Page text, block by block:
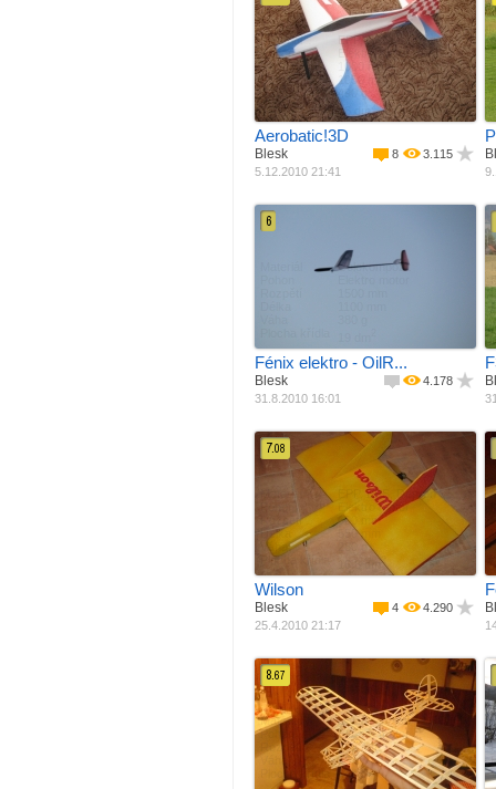
Materiál
EPP, EPS, Depron
Pohon
Elektro motor
Rozpětí
1000 mm
Délka
1050 mm
Váha
490 g
Plocha křídla 26 dm2
Aerobatic!3D
8 3.115
Blesk
5.12.2010 21:41
Celokompozit
6
Fénix elektro - OilR...
4.178
Blesk
31.8.2010 16:01
Materiál
EPP, EPS, Depron
Elektro motor
Rozpětí
600 mm
Délka
550 mm
Váha
280 g
Plocha křídla
16.8 dm2
7.08
Wilson
4 4.290
Blesk
25.4.2010 21:17
Materiál
Balza + potah
Pohon
Elektro motor
Rozpětí
502 mm
Váha
15 g
Plocha křídla
4 dm 2
8.67